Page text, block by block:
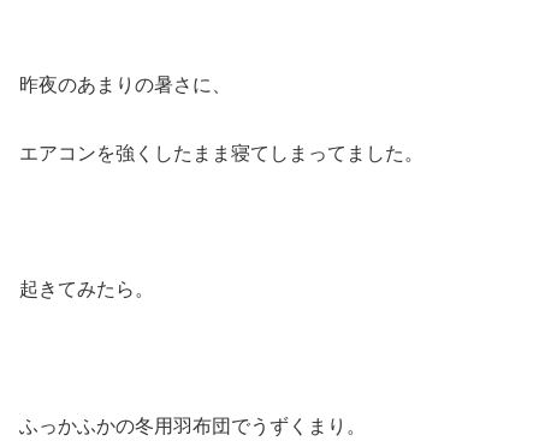
昨夜のあまりの暑さに、
エアコンを強くしたまま寝てしまってました。
起きてみたら。
ふっかふかの冬用羽布団でうずくまり。